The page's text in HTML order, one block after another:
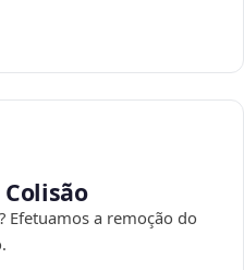
Efetuamos a remoção do